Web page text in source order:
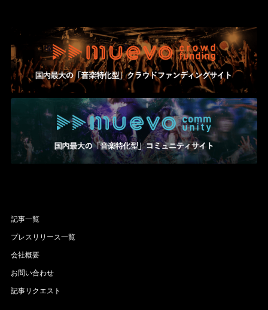
記事一覧
プレスリリース一覧
会社概要
お問い合わせ
記事リクエスト